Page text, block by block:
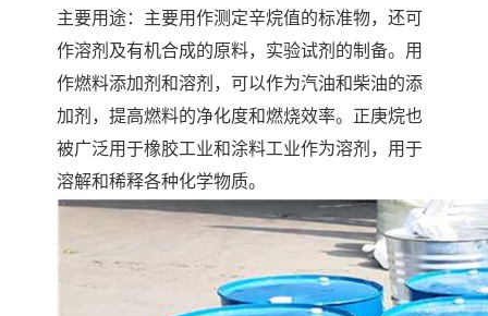
主要用途： 主要用作测定辛烷值的标准物， 还可
作溶剂及有机合成的原料， 实验试剂的制备。用
作燃料添加剂和溶剂 ， 可以作为汽油和柴油的添
加剂，提高燃料的净化度和燃烧效率。正庚烷也
被广泛用于橡胶工业和涂料工业作为溶剂，用于
溶解和稀释各种化学物质。